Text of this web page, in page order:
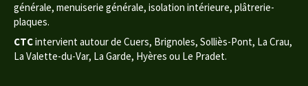
générale, menuiserie générale, isolation intérieure, plâtrerie-
plaques.
CTCintervient autour de Cuers, Brignoles, Solliès-Pont, La Crau,
La Valette-du-Var, La Garde, Hyères ou Le Pradet.